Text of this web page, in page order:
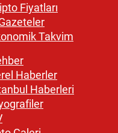
Fiyatları
Takvim
Haberler
Haberleri